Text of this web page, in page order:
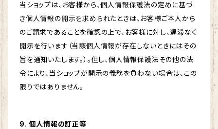
当ショップは、お客様から、個人情報保護法の定めに基づ
き個人情報の開示を求められたときは、お客様ご本人から
のご請求であることを確認の上で、お客様に対し、遅滞なく
開示を行います（当該個人情報が存在しないときにはその
旨を通知いたします。）。但し、個人情報保護法その他の法
令により、当ショップが開示の義務を負わない場合は、この
限りではありません。
9. 個人情報の訂正等